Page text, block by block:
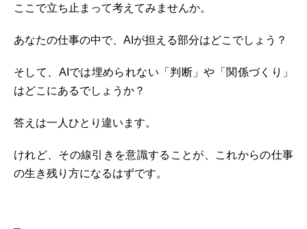
ここで立ち止まって考えてみませんか。
あなたの仕事の中で、AIが担える部分はどこでしょう？
そして、AIでは埋められない「判断」や「関係づくり」
はどこにあるでしょうか？
答えは一人ひとり違います。
けれど、その線引きを意識することが、これからの仕事
の生き残り方になるはずです。